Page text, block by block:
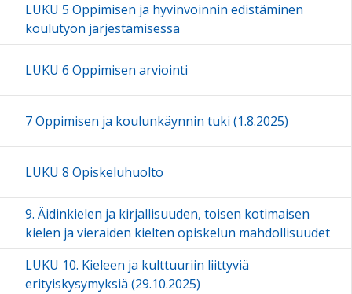
LUKU 5 Oppimisen ja hyvinvoinnin edistäminen
koulutyön järjestämisessä
LUKU 6 Oppimisen arviointi
7 Oppimisen ja koulunkäynnin tuki (1.8.2025)
LUKU 8 Opiskeluhuolto
9. Äidinkielen ja kirjallisuuden, toisen kotimaisen
kielen ja vieraiden kielten opiskelun mahdollisuudet
LUKU 10. Kieleen ja kulttuuriin liittyviä
erityiskysymyksiä (29.10.2025)